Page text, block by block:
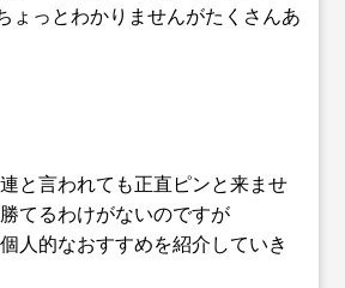
ょっとわかりませんがたくさんあ
と言われても正直ピンと来ませ
てるわけがないのですが
人的なおすすめを紹介していき